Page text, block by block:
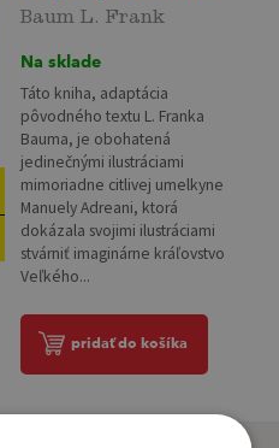
Baum L. Frank
Na sklade
Táto kniha, adaptácia
pôvodného textu L. Franka
Bauma, je obohatená
jedinečnými ilustráciami
mimoriadne citlivej umelkyne
Manuely Adreani, ktorá
dokázala svojimi ilustráciami
stvárniť imaginárne kráľovstvo
Veľkého...
pridať do košíka